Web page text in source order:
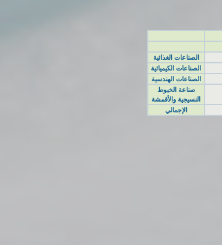
الصناعات الغذائية
الصناعات الكيميائية
الصناعات الهندسية
صناعة الخيوط
النسيجية والأقمشة
الإجمالي